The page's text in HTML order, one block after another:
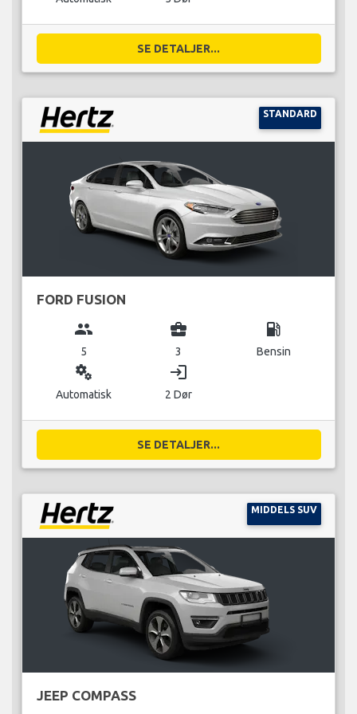
SE DETALJER...
STANDARD
FORD FUSION
group
5
business_center
3
local_gas_station
Bensin
miscellaneous_services
Automatisk
login
2 Dør
SE DETALJER...
MIDDELS SUV
JEEP COMPASS